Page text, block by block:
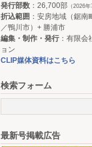
発行部数 ：26,700部 （2026
折込範囲 ：安房地域（鋸
／鴨川市）+ 勝浦市
編集・制作・発行：有限会
ョン
CLIP媒体資料はこちら
検索フォーム
最新号掲載広告